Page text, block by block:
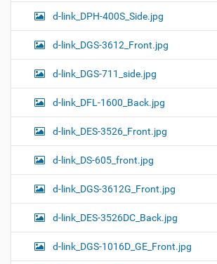
d-link_DPH-400S_Side.jpg
d-link_DGS-3612_Front.jpg
d-link_DGS-711_side.jpg
d-link_DFL-1600_Back.jpg
d-link_DES-3526_Front.jpg
d-link_DS-605_front.jpg
d-link_DGS-3612G_Front.jpg
d-link_DES-3526DC_Back.jpg
d-link_DGS-1016D_GE_Front.jpg